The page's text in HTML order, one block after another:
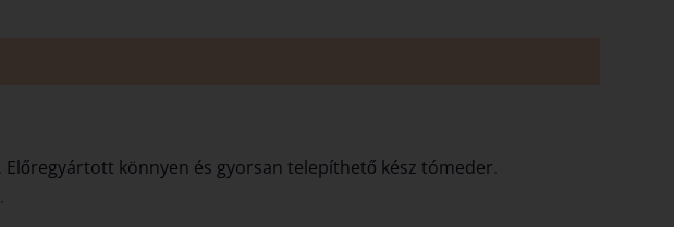
Előregyártott könnyen és gyorsan telepíthető kész tómeder